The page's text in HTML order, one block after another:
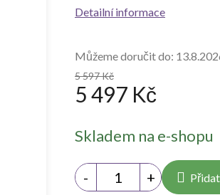
5 597 Kč
5 497 Kč
cena:
Skladem na e-shopu
Můžeme doručit do:
Detailní informace